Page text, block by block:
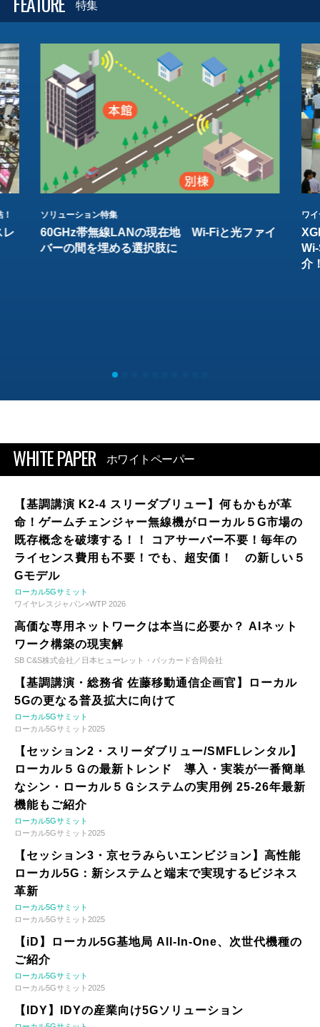
特集
レ
ソリューション特集
60GHz帯無線LANの現在地 Wi-Fiと光ファイ
バーの間を埋める選択肢に
ワ
介
WHITE PAPER ホワイトペーパー
【基調講演 K2-4 スリーダブリュー】何もかもが革
命！ゲームチェンジャー無線機がローカル５G市場の
既存概念を破壊する！！ コアサーバー不要！毎年の
ライセンス費用も不要！でも、超安価！ の新しい５
Gモデル
ローカル5Gサミット
ワイヤレスジャパン×WTP 2026
高価な専用ネットワークは本当に必要か？ AIネット
ワーク構築の現実解
SB C&S株式会社／日本ヒューレット・パッカード合同会社
【基調講演・総務省 佐藤移動通信企画官】ローカル
5Gの更なる普及拡大に向けて
ローカル5Gサミット
ローカル5Gサミット2025
【セッション2・スリーダブリュー/SMFLレンタル】
ローカル５Ｇの最新トレンド 導入・実装が一番簡単
なシン・ローカル５Ｇシステムの実用例 25-26年最新
機能もご紹介
ローカル5Gサミット
ローカル5Gサミット2025
【セッション3・京セラみらいエンビジョン】高性能
ローカル5G：新システムと端末で実現するビジネス
革新
ローカル5Gサミット
ローカル5Gサミット2025
【iD】ローカル5G基地局 All-In-One、次世代機種の
ご紹介
ローカル5Gサミット
ローカル5Gサミット2025
【IDY】IDYの産業向け5Gソリューション